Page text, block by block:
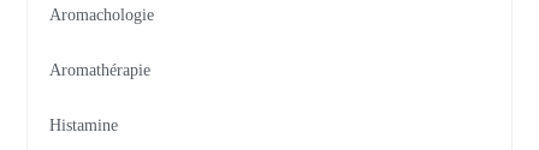
Aromachologie
Aromathérapie
Histamine